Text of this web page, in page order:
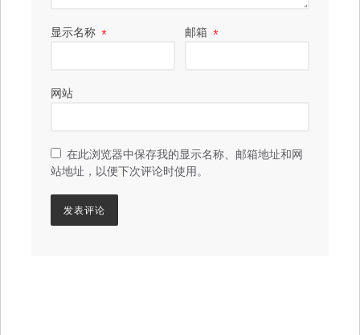
显示名称 * 邮箱*
网站
在此浏览器中保存我的显示名称、邮箱地址和网
站地址，以便下次评论时使用。